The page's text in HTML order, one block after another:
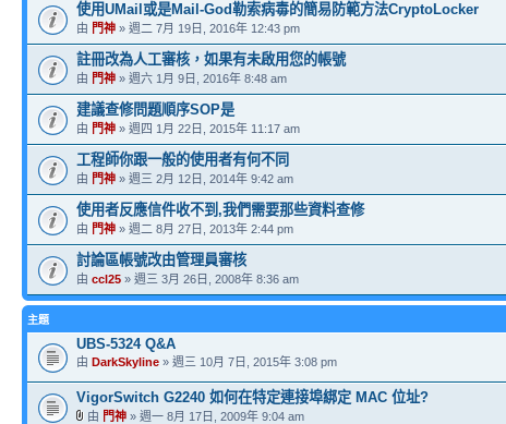
使用UMail或是Mail-God勒索病毒的簡易防範方法CryptoLocker
由 門神 » 週二 7月 19日, 2016年 12:43 pm
註冊改為人工審核，如果有未啟用您的帳號
由 門神 » 週六 1月 9日, 2016年 8:48 am
建議查修問題順序SOP是
由 門神 » 週四 1月 22日, 2015年 11:17 am
工程師你跟一般的使用者有何不同
由 門神 » 週三 2月 12日, 2014年 9:42 am
使用者反應信件收不到,我們需要那些資料查修
由 門神 » 週二 8月 27日, 2013年 2:44 pm
討論區帳號改由管理員審核
由 ccl25 » 週三 3月 26日, 2008年 8:36 am
主題
UBS-5324 Q&A
由 DarkSkyline » 週三 10月 7日, 2015年 3:08 pm
VigorSwitch G2240 如何在特定連接埠綁定 MAC 位址?
由 門神 » 週一 8月 17日, 2009年 9:04 am